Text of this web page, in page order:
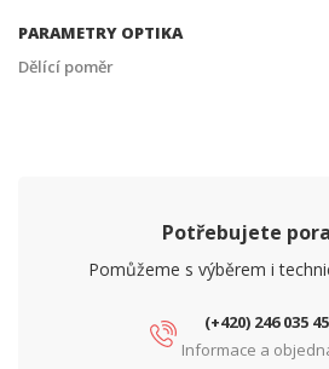
PARAMETRY OPTIKA
Dělící poměr
Potřebujete
Pomůžeme s výběrem i
(+420) 246 035
Informace a